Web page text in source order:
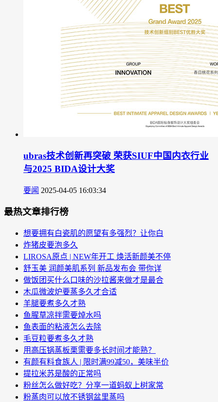
ubras技术创新再突破 荣获SIUF中国内衣行业
与2025 BIDA设计大奖
要闻 2025-04-05 16:03:34
最热文章排行榜
想要拥有白瓷肌的愿望有多强烈？让你白
炸猪皮要泡多久
LIROSA原点 | NEW年开工 焕活新颜美不停
舒玉美 润颜美肌系列 新品发布会 带你详
做饭团买什么口味的沙拉酱来做才是最合
木瓜微波炉要蒸多久才合适
羊腿要煮多久才熟
鱼腥草凉拌需要焯水吗
鱼表面的粘液怎么去除
毛豆粒要煮多久才熟
用高压锅蒸板栗需要多长时间才能熟？
有颜有料食族人 | 限时满99减50，美味半价
提拉米苏是酸的正常吗
粉丝怎么做好吃？分享一道蚂蚁上树家常
粉蒸肉可以放不锈钢盆里蒸吗